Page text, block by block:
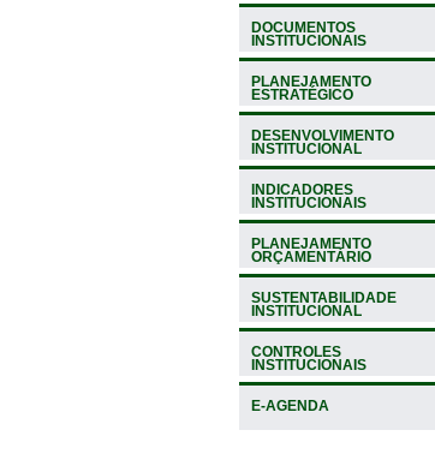
DOCUMENTOS
INSTITUCIONAIS
PLANEJAMENTO
ESTRATÉGICO
DESENVOLVIMENTO
INSTITUCIONAL
INDICADORES
INSTITUCIONAIS
PLANEJAMENTO
ORÇAMENTÁRIO
SUSTENTABILIDADE
INSTITUCIONAL
CONTROLES
INSTITUCIONAIS
E-AGENDA